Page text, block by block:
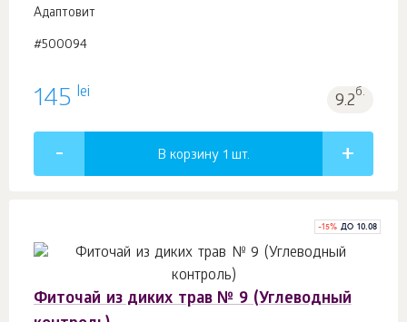
Адаптовит
#500094
145 lei 9.2б.
В корзину 1 шт.
-15% ДО 10.08
Фиточай из диких трав № 9 (Углеводный